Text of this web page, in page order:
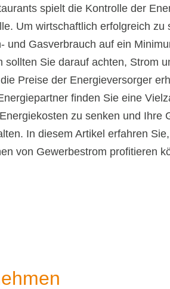
spielt die Kontrolle der
Um wirtschaftlich erfolgreich zu
und Gasverbrauch auf ein
sollten Sie darauf achten, Strom
Preise der Energieversorger
finden Sie eine
zu senken und Ihre
In diesem Artikel erfahren
von Gewerbestrom profitieren